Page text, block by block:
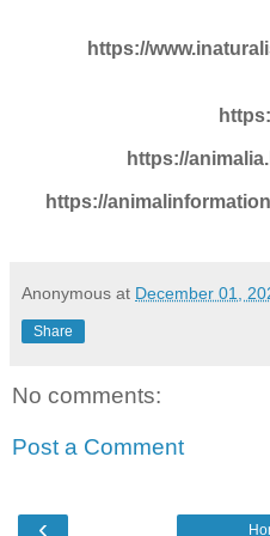
https://
https://
https://
Anonymous at December 01,
Share
No comments:
Post a Comment
‹